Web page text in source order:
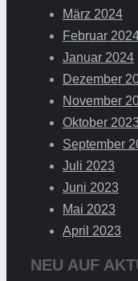
März 2024
Februar
Januar 2024
Dezember
November
Oktober
September
Juli 2023
Juni 2023
Mai 2023
April 2023
NEU AUF